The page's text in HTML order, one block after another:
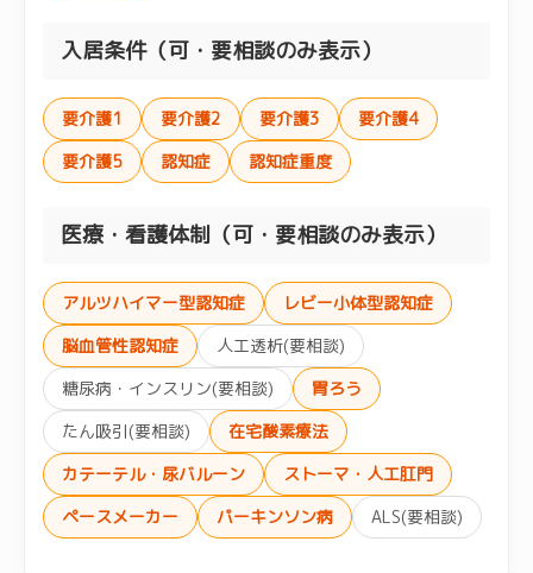
入居条件（可・要相談のみ表示）
要介護1 要介護2 要介護3
要介護4
要介護5
認知症 認知症重度
医療・看護体制（可・要相談のみ表示）
アルツハイマー型認知症
レビー小体型認知症
脳血管性認知症
人工透析(要相談)
糖尿病・インスリン(要相談)
胃ろう
たん吸引(要相談)
在宅酸素療法
カテーテル・尿バルーン
ストーマ・人工肛門
ペースメーカー
パーキンソン病 ALS(要相談)